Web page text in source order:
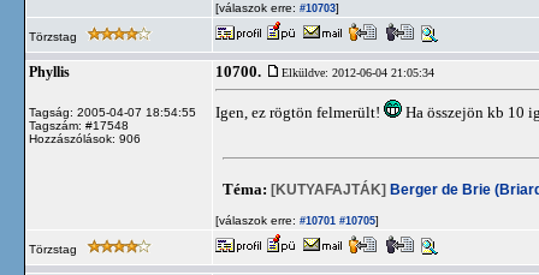
[válaszok erre: #10703]
Törzstag
Phyllis
Tagság: 2005-04-07 18:54:55
Tagszám: #17548
Hozzászólások: 906
10700. Elküldve: 2012-06-04 21:05:34
Igen, ez rögtön felmerült! Ha összejön kb 10
Téma: [KUTYAFAJTÁK] Berger de Brie
[válaszok erre: #10701 #10705]
Törzstag